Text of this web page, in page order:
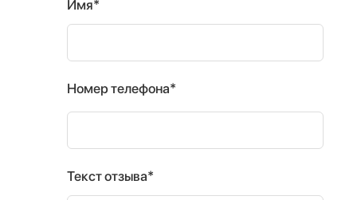
Имя*
Номер телефона*
Текст отзыва*